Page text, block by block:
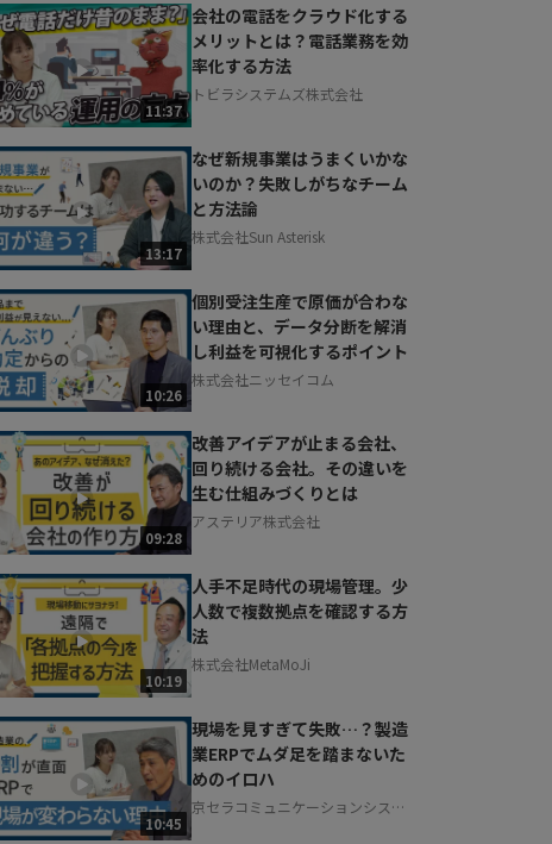
11:37
会社の電話をクラウド化する
メリットとは？電話業務を効
率化する方法
トビラシステムズ株式会社
13:17
なぜ新規事業はうまくいかな
いのか？失敗しがちなチーム
と方法論
株式会社Sun Asterisk
10:26
個別受注生産で原価が合わな
い理由と、データ分断を解消
し利益を可視化するポイント
株式会社ニッセイコム
09:28
改善アイデアが止まる会社、
回り続ける会社。その違いを
生む仕組みづくりとは
アステリア株式会社
10:19
人手不足時代の現場管理。少
人数で複数拠点を確認する方
法
株式会社MetaMoJi
10:45
現場を見すぎて失敗…？製造
業ERPでムダ足を踏まないた
めのイロハ
京セラコミュニケーションシステ